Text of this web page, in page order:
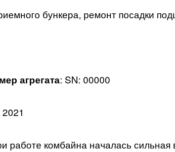
бункера, ремонт посадки
агрегата: SN: 00000
работе комбайна началась